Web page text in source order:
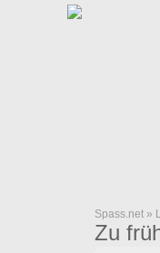
Spass.net »
Zu